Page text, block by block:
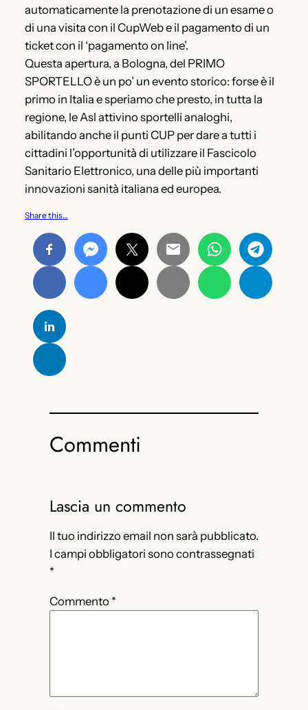
automaticamente la prenotazione di un esame o
di una visita con il CupWeb e il pagamento di un
ticket con il ‘pagamento on line’.
Questa apertura, a Bologna, del PRIMO
SPORTELLO è un po’ un evento storico: forse è il
primo in Italia e speriamo che presto, in tutta la
regione, le Asl attivino sportelli analoghi,
abilitando anche il punti CUP per dare a tutti i
cittadini l’opportunità di utilizzare il Fascicolo
Sanitario Elettronico, una delle più importanti
innovazioni sanità italiana ed europea.
Share this…
Commenti
Lascia un commento
Il tuo indirizzo email non sarà pubblicato.
I campi obbligatori sono contrassegnati
*
Commento *